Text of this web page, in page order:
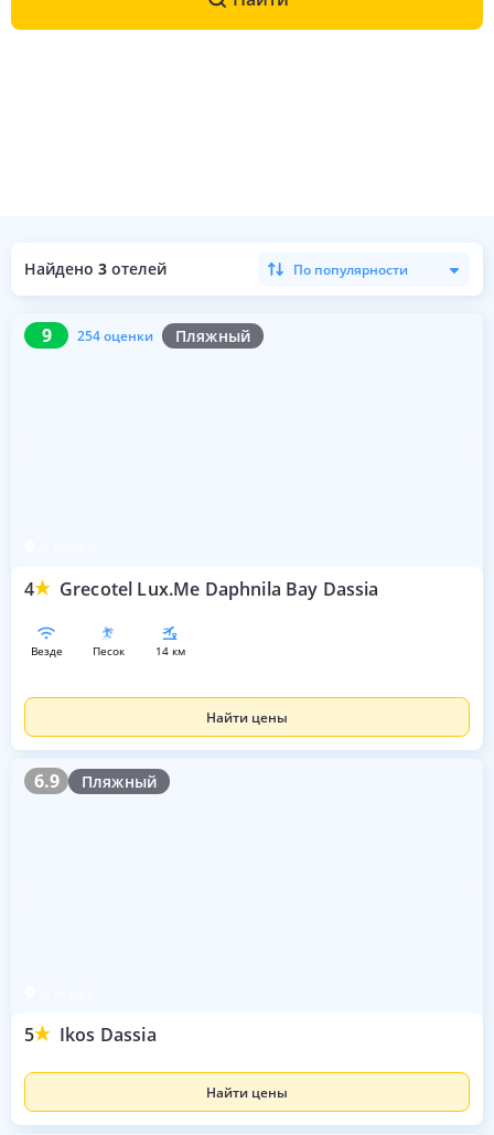
Найдено 3 отелей По популярности
9 254 оценки Пляжный
4 Grecotel Lux.Me Daphnila Bay Dassia
9 254 оценки
везде песок 14 км
Найти цены
6.9 Пляжный
5 Ikos Dassia
6.9
Найти цены